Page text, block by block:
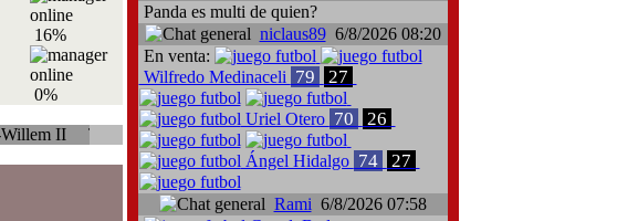
16%
0%
Traspaso: Neil Barker, Rotherham United-Liverpool Traspaso: Giampieri Cusinato,
Panda es multi de quien?
niclaus896/8/2026 08:20
En venta:
Wilfredo Medinaceli 79 27
Uriel Otero 70 26
Ángel Hidalgo 74 27
Rami 6/8/2026 07:58